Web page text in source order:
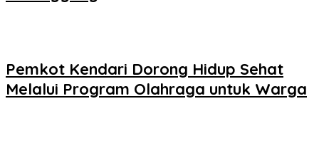
Pemkot Kendari Dorong Hidup Sehat
Melalui Program Olahraga untuk Warga